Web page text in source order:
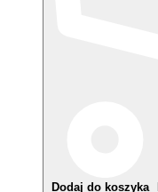
Dodaj do koszyka